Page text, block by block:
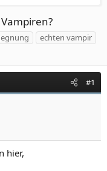
echten vampir
#1
hier,